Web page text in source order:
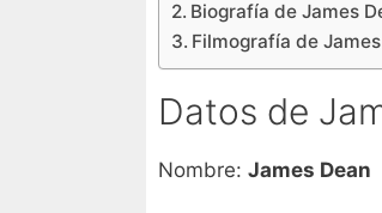
Biografía de James
Filmografía de
Datos de
Nombre: James Dean